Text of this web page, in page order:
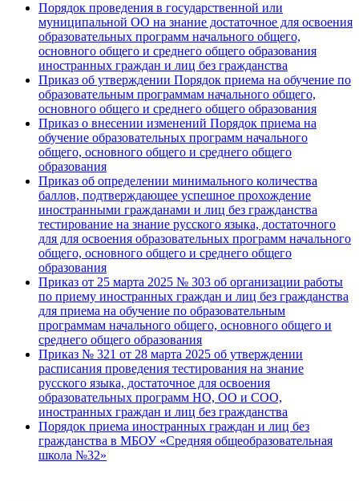
Порядок проведения в государственной или
муниципальной ОО на знание достаточное для освоения
образовательных программ начального общего,
основного общего и среднего общего образования
иностранных граждан и лиц без гражданства
Приказ об утверждении Порядок приема на обучение по
образовательным программам начального общего,
основного общего и среднего общего образования
Приказ о внесении изменений Порядок приема на
обучение образовательных программ начального
общего, основного общего и среднего общего
образования
Приказ об определении минимального количества
баллов, подтверждающее успешное прохождение
иностранными гражданами и лиц без гражданства
тестирование на знание русского языка, достаточного
для для освоения образовательных программ начального
общего, основного общего и среднего общего
образования
Приказ от 25 марта 2025 № 303 об организации работы
по приему иностранных граждан и лиц без гражданства
для приема на обучение по образовательным
программам начального общего, основного общего и
среднего общего образования
Приказ № 321 от 28 марта 2025 об утверждении
расписания проведения тестирования на знание
русского языка, достаточное для освоения
образовательных программ НО, ОО и СОО,
иностранных граждан и лиц без гражданства
Порядок приема иностранных граждан и лиц без
гражданства в МБОУ «Средняя общеобразовательная
школа №32»